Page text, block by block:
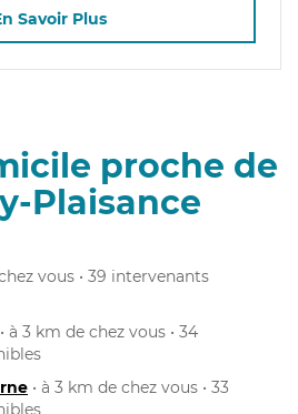
Savoir Plus
proche de
Plaisance
vous • 39 intervenants
• à 3 km de chez vous • 34
• à 3 km de chez vous • 33